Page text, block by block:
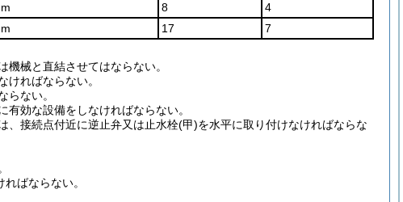
8
4
17
7
械と直結させてはならない。
ればならない。
らない。
効な設備をしなければならない。
、接続点付近に逆止弁又は止水栓(甲)を水平に取り付けなければならな
ばならない。